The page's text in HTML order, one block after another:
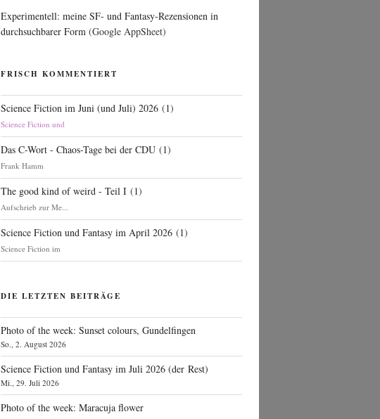
Experimentell: meine SF- und Fantasy-Rezensionen in
durchsuchbarer Form (Google AppSheet)
FRISCH KOMMENTIERT
Science Fiction im Juni (und Juli) 2026 (1)
Science Fiction und
Das C-Wort - Chaos-Tage bei der CDU (1)
Frank Hamm
The good kind of weird - Teil I (1)
Aufschrieb zur Me...
Science Fiction und Fantasy im April 2026 (1)
Science Fiction im
DIE LETZTEN BEITRÄGE
Photo of the week: Sunset colours, Gundelfingen
So., 2. August 2026
Science Fiction und Fantasy im Juli 2026 (der Rest)
Mi., 29. Juli 2026
Photo of the week: Maracuja flower